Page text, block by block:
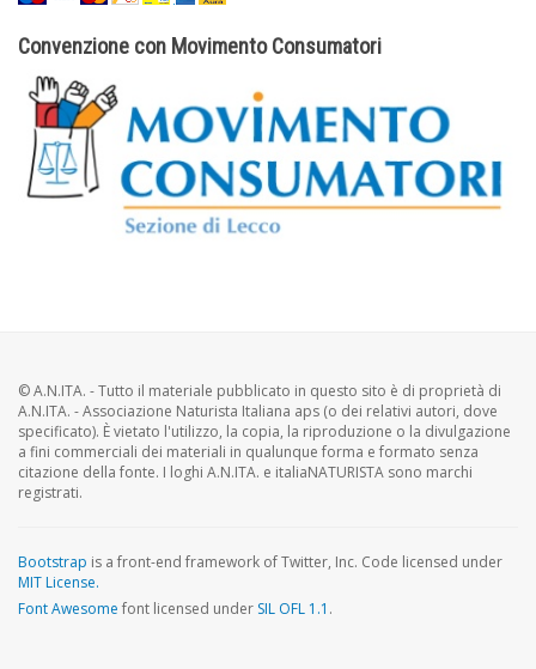
Convenzione con Movimento Consumatori
© A.N.ITA. - Tutto il materiale pubblicato in questo sito è di proprietà di
A.N.ITA. - Associazione Naturista Italiana aps (o dei relativi autori, dove
specificato). È vietato l'utilizzo, la copia, la riproduzione o la divulgazione
a fini commerciali dei materiali in qualunque forma e formato senza
citazione della fonte. I loghi A.N.ITA. e italiaNATURISTA sono marchi
registrati.
Bootstrap is a front-end framework of Twitter, Inc. Code licensed under
MIT License.
Font Awesome font licensed under SIL OFL 1.1 .